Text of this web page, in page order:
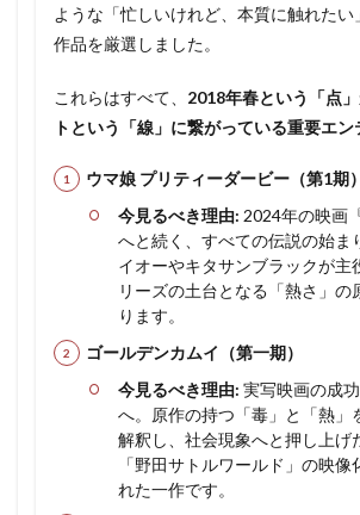
ような「忙しいけれど、本質に触れた
作品を厳選しました。
これらはすべて、 2018年春という「点
トという「線」に繋がっている重要エン
ウマ娘 プリティーダービー（第1期）
今見るべき理由: 2024年の映画
へと続く、すべての伝説の始ま
イオーやキタサンブラックが主
リーズの土台となる「熱さ」の
ります。
ゴールデンカムイ（第一期）
今見るべき理由: 実写映画の成
へ。原作の持つ「毒」と「熱」
解釈し、社会現象へと押し上げ
「野田サトルワールド」の映像
れた一作です。